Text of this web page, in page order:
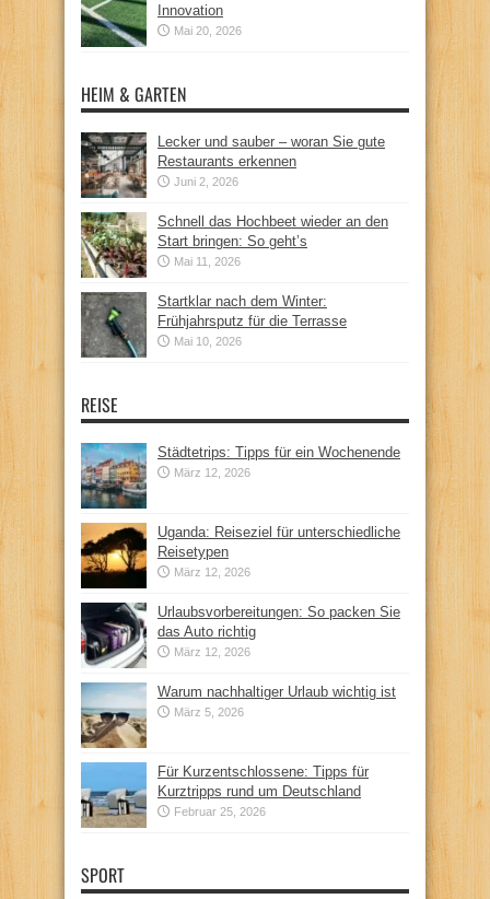
Innovation
Mai 20, 2026
HEIM & GARTEN
Lecker und sauber – woran Sie gute
Restaurants erkennen
Juni 2, 2026
Schnell das Hochbeet wieder an den
Start bringen: So geht’s
Mai 11, 2026
Startklar nach dem Winter:
Frühjahrsputz für die Terrasse
Mai 10, 2026
REISE
Städtetrips: Tipps für ein Wochenende
März 12, 2026
Uganda: Reiseziel für unterschiedliche
Reisetypen
März 12, 2026
Urlaubsvorbereitungen: So packen Sie
das Auto richtig
März 12, 2026
Warum nachhaltiger Urlaub wichtig ist
März 5, 2026
Für Kurzentschlossene: Tipps für
Kurztripps rund um Deutschland
Februar 25, 2026
SPORT